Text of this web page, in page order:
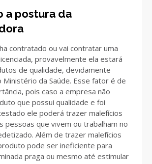
a postura da
contratado ou vai contratar uma
provavelmente ela estará
de qualidade, devidamente
da Saúde. Esse fator é de
pois caso a empresa não
que possui qualidade e foi
ele poderá trazer malefícios
pessoas que vivem ou trabalham no
Além de trazer malefícios
pode ser ineficiente para
praga ou mesmo até estimular